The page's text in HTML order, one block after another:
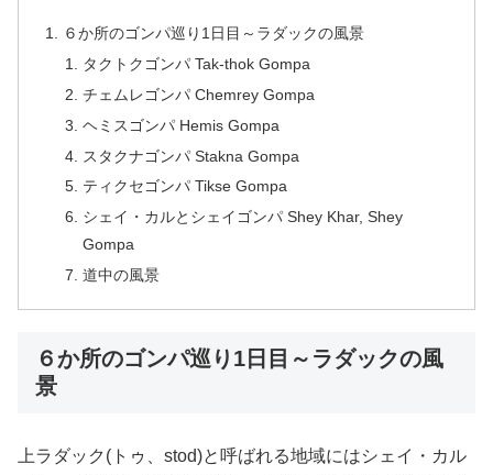
６か所のゴンパ巡り1日目～ラダックの風景
タクトクゴンパ Tak-thok Gompa
チェムレゴンパ Chemrey Gompa
ヘミスゴンパ Hemis Gompa
スタクナゴンパ Stakna Gompa
ティクセゴンパ Tikse Gompa
シェイ・カルとシェイゴンパ Shey Khar, Shey
Gompa
道中の風景
６か所のゴンパ巡り1日目～ラダックの風
景
上ラダック(トゥ、stod)と呼ばれる地域にはシェイ・カル